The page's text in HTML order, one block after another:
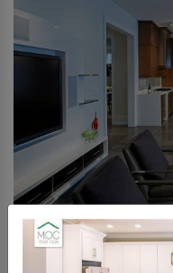
Việc lên ý tưởng liên
chung cư sẽ